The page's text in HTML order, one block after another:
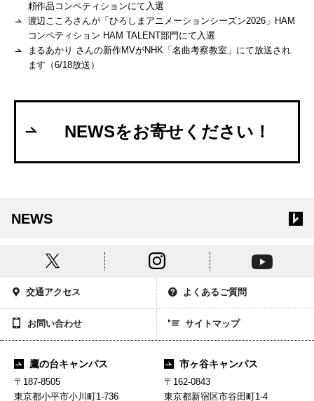
頼作品コンペティションにて入選
渡辺こころさんが「ひろしまアニメーションシーズン2026」HAM
コンペティション HAM TALENT部門にて入選
まるあかり さんの新作MVがNHK「名曲考察教室」にて放送され
ます（6/18放送）
NEWSをお寄せください！
NEWS
交通アクセス よくあるご質問
お問い合わせ サイトマップ
鷹の台キャンパス
〒187-8505
東京都小平市小川町1-736
市ヶ谷キャンパス
〒162-0843
東京都新宿区市谷田町1-4